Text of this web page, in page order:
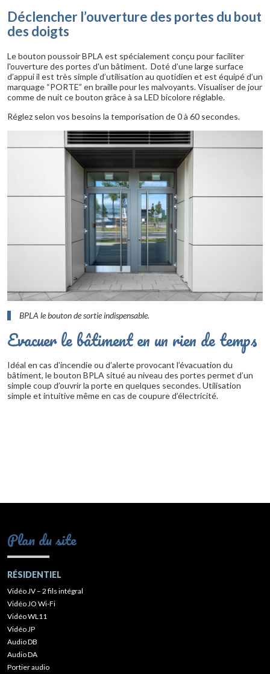
Déclencher l’ouverture des portes du bout
des doigts
Le bouton poussoir BPLA est spécialement conçu pour faciliter
l'ouverture des portes d'un bâtiment. Doté d’une large surface
d’appui il est très simple d’utilisation au quotidien et est équipé d’un
marquage “PORTE” en braille pour les malvoyants. Visualiser de jour
comme de nuit ce bouton grâce à sa LED bicolore réglable.
Réglez selon vos besoins la temporisation de 0 à 60 secondes.
BPLA le bouton de sortie indispensable.
Evacuer le bâtiment en un rien de temps
Idéal en cas d’incendie ou d’alerte provocant l’évacuation du
bâtiment, le bouton BPLA situé au niveau des portes permet d’un
simple coup d’ouvrir la porte en quelques secondes. Utilisation
simple et intuitive même en cas de coupure d’électricité.
Plan du site
RÉSIDENTIEL
Vidéo JV – 2 fils intégral
Vidéo JO Wi-Fi
Vidéo WL11
Vidéo JP
Audio DB
Audio DA
Portier audio